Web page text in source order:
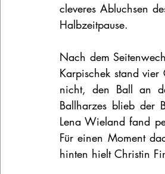
cleveres Abluchsen
Halbzeitpause.
Nach dem
Karpischek stand
nicht, den Ball an
Ballharzes blieb der
Lena Wieland fand
Für einen Moment
hinten hielt Christin